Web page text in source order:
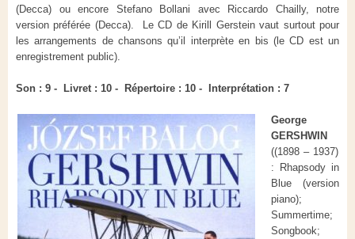
(Decca) ou encore Stefano Bollani avec Riccardo Chailly, notre
version préférée (Decca). Le CD de Kirill Gerstein vaut surtout pour
les arrangements de chansons qu’il interprète en bis (le CD est un
enregistrement public).
Son : 9 - Livret : 10 - Répertoire : 10 - Interprétation : 7
George
GERSHWIN
((1898 – 1937)
: Rhapsody in
Blue (version
piano);
Summertime;
Songbook;